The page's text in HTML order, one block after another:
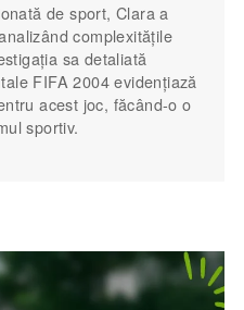
de sport, Clara a
complexitățile
sa detaliată
FIFA 2004 evidențiază
acest joc, făcând-o o
sportiv.